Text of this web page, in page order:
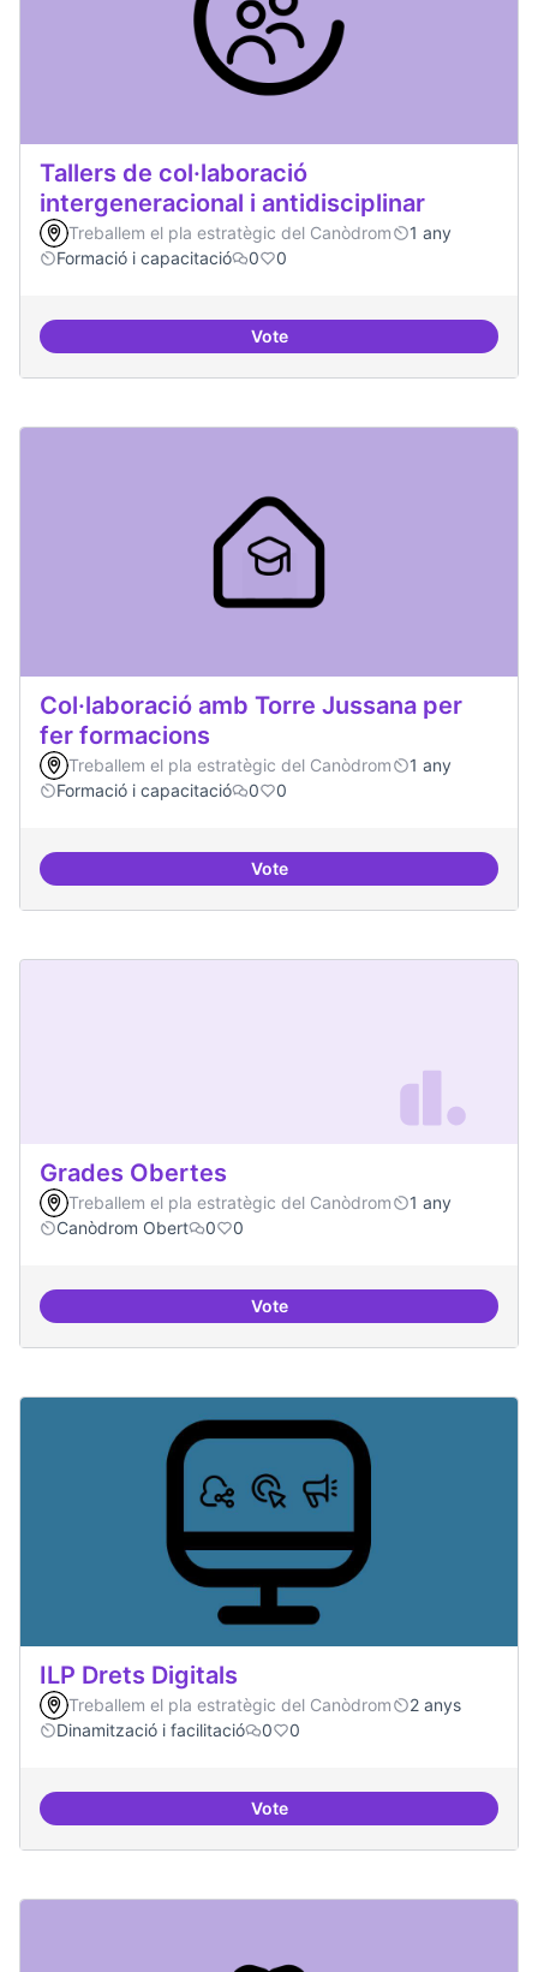
Tallers de col·laboració
intergeneracional i antidisciplinar
Treballem el pla estratègic del Canòdrom
1 any
Formació i capacitació
0 0
VoteTallers de col·laboració
Col·laboració amb Torre Jussana per
fer formacions
Treballem el pla estratègic del Canòdrom
1 any
Formació i capacitació
0 0
VoteCol·laboració amb Torre
Grades Obertes
Treballem el pla estratègic del Canòdrom
1 any
Canòdrom Obert
0 0
VoteGrades Obertes
ILP Drets Digitals
Treballem el pla estratègic del Canòdrom
2 anys
Dinamització i facilitació
0 0
VoteILP Drets Digitals